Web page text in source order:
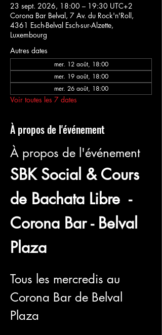
23 sept. 2026, 18:00 – 19:30 UTC+2
Corona Bar Belval, 7 Av. du Rock'n'Roll,
4361 Esch-Belval Esch-sur-Alzette,
Luxembourg
Autres dates
mer. 12 août, 18:00
mer. 19 août, 18:00
mer. 26 août, 18:00
Voir toutes les 7 dates
À propos de l'événement
À propos de l'événement
SBK Social & Cours
de Bachata Libre  -
Corona Bar - Belval
Plaza
Tous les mercredis au
Corona Bar de Belval
Plaza